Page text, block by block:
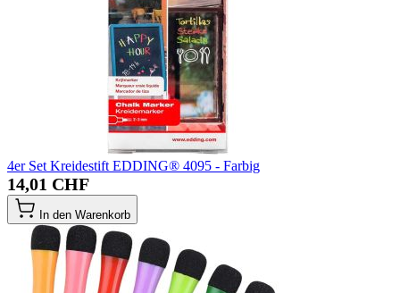
4er Set Kreidestift EDDING® 4095 - Farbig
14,01 CHF
In den Warenkorb